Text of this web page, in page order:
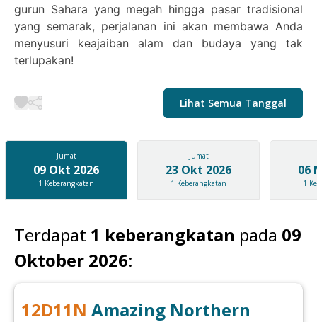
gurun Sahara yang megah hingga pasar tradisional
yang semarak, perjalanan ini akan membawa Anda
menyusuri keajaiban alam dan budaya yang tak
terlupakan!
Lihat Semua Tanggal
Jumat
09 Okt 2026
1 Keberangkatan
Jumat
23 Okt 2026
1 Keberangkatan
06
1
Terdapat 1 keberangkatan pada 09
Oktober 2026:
12D11N Amazing Northern